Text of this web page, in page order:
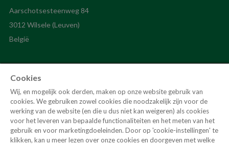
Aarschotsesteenweg 84
3012 Wilsele (Leuven)
hermoo@hermoo.be
Cookies
Wij, en mogelijk ook derden, maken op onze website gebruik van
cookies. We gebruiken zowel cookies die noodzakelijk zijn voor de
werking van de website (en die u dus niet kan weigeren) als cookies
voor het leveren van bepaalde functionaliteiten en het meten van het
gebruik en voor marketingdoeleinden. Door op 'cookie-instellingen' te
klikken, kan u meer lezen over onze cookies en doorgeven met welke